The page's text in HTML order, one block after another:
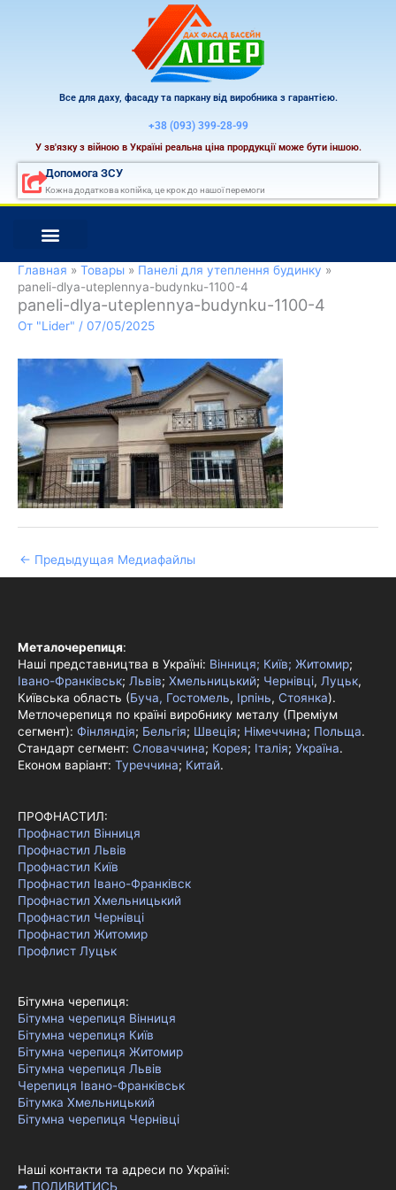
Все для даху, фасаду та паркану від виробника з гарантією.
+38 (093) 399-28-99
У зв'язку з війною в Україні реальна ціна прордукції може бути іншою.
Допомога ЗСУ
Кожна додаткова копійка, це крок до нашої перемоги
Главная Товары
Панелі для утеплення будинку
paneli-dlya-uteplennya-budynku-1100-4
paneli-dlya-uteplennya-budynku-1100-4
От "Lider" / 07/05/2025
← Предыдущая Медиафайлы
Металочерепиця:
Наші представництва в Україні: Вінниця; Київ; Житомир;
Івано-Франківськ; Львів; Хмельницький; Чернівці, Луцьк,
Київська область (Буча, Гостомель, Ірпінь, Стоянка).
Метлочерепиця по країні виробнику металу (Преміум
сегмент): Фінляндія; Бельгія; Швеція; Німеччина; Польща.
Стандарт сегмент: Словаччина; Корея; Італія; Україна.
Економ варіант: Туреччина; Китай.
ПРОФНАСТИЛ:
Профнастил Вінниця
Профнастил Львів
Профнастил Київ
Профнастил Івано-Франківск
Профнастил Хмельницький
Профнастил Чернівці
Профнастил Житомир
Профлист Луцьк
Бітумна черепиця:
Бітумна черепиця Вінниця
Бітумна черепиця Київ
Бітумна черепиця Житомир
Бітумна черепиця Львів
Черепиця Івано-Франківськ
Бітумка Хмельницький
Бітумна черепиця Чернівці
Наші контакти та адреси по Україні:
➦ ПОДИВИТИСЬ